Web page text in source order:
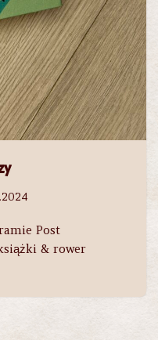
Post
& rower